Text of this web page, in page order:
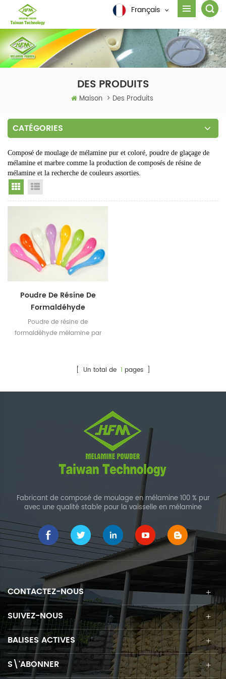
Français
DES PRODUITS
Maison > Des Produits
CATÉGORIES
Composé de moulage de mélamine pur et coloré, poudre de glaçage de
mélamine et marbre comme la production de composés de résine de
mélamine et la recherche de couleurs assorties.
Grid View
Poudre De Résine De
Formaldéhyde
Mélamine A5
Poudre de résine de
formaldéhyde mélamine par
Correspondance des[ Un total de 1 pages ]
Fabricant de composé de moulage en mélamine 100 % pur
avec une qualité stable pour la vaisselle en mélamine
CONTACTEZ-NOUS
SUIVEZ-NOUS
BALISES ACTIVES
S\'ABONNER